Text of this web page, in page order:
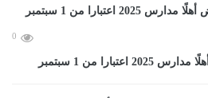
0
من 1 سبتمبر